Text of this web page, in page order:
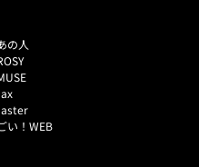
の人
い！WEB